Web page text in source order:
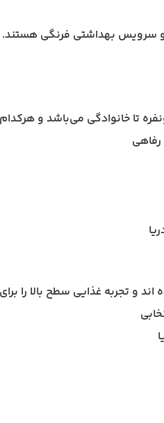
و سرویس بهداشتی فرنگی
رفاهی
و تجربه غذایی سطح بالا را